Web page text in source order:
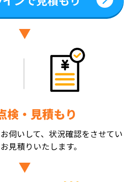
検・見積もり
伺いして、状況確認をさせてい
見積りいたします。